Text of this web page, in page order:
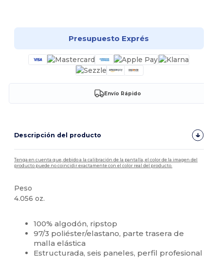
Presupuesto Exprés
Envío Rápido
Descripción del producto
Tenga en cuenta que, debido a la calibración de la pantalla, el color de la imagen del
producto puede no coincidir exactamente con el color real del producto.
Peso
4.056 oz.
100% algodón, ripstop
97/3 poliéster/elastano, parte trasera de
malla elástica
Estructurada, seis paneles, perfil profesional